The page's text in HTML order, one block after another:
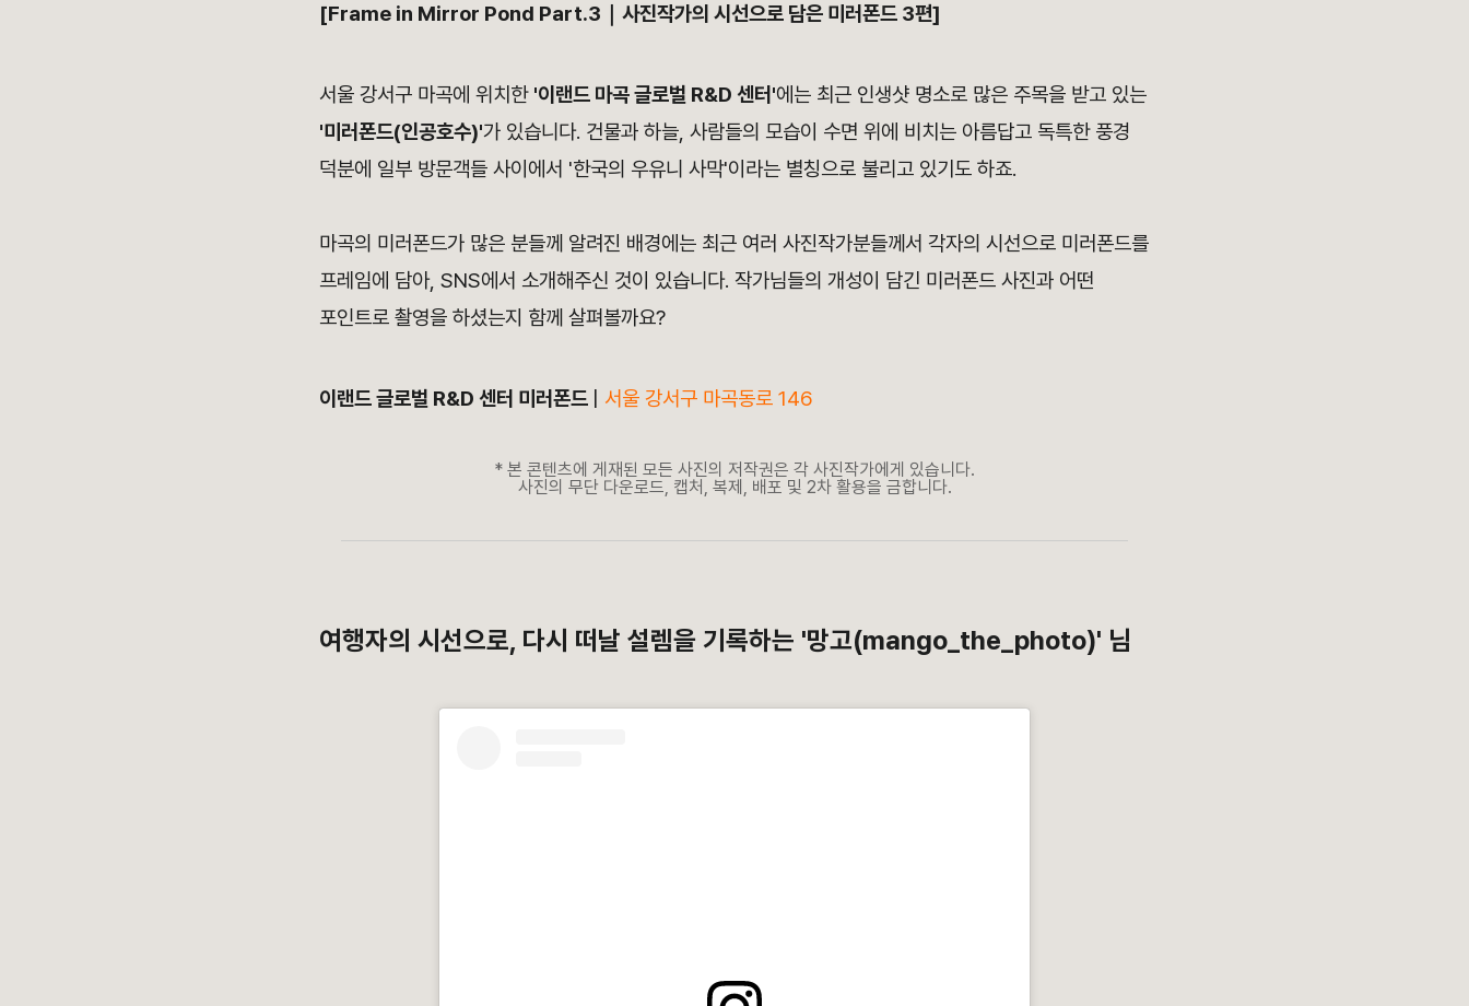
[Frame in Mirror Pond Part.3｜사진작가의 시선으로 담은 미러폰드 3편]
서울 강서구 마곡에 위치한 '이랜드 마곡 글로벌 R&D 센터'에는 최근 인생샷 명소로 많은 주목을 받고 있는
'미러폰드(인공호수)'가 있습니다. 건물과 하늘, 사람들의 모습이 수면 위에 비치는 아름답고 독특한 풍경
덕분에 일부 방문객들 사이에서 '한국의 우유니 사막'이라는 별칭으로 불리고 있기도 하죠.
마곡의 미러폰드가 많은 분들께 알려진 배경에는 최근 여러 사진작가분들께서 각자의 시선으로 미러폰드를
프레임에 담아, SNS에서 소개해주신 것이 있습니다. 작가님들의 개성이 담긴 미러폰드 사진과 어떤
포인트로 촬영을 하셨는지 함께 살펴볼까요?
이랜드 글로벌 R&D 센터 미러폰드 서울 강서구 마곡동로 146
* 본 콘텐츠에 게재된 모든 사진의 저작권은 각 사진작가에게 있습니다.
사진의 무단 다운로드, 캡처, 복제, 배포 및 2차 활용을 금합니다.
여행자의 시선으로, 다시 떠날 설렘을 기록하는 '망고(mango_the_photo)' 님